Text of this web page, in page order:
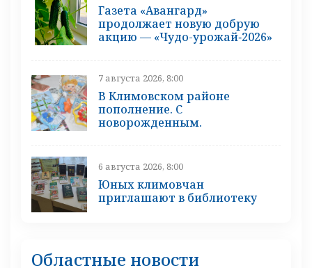
Газета «Авангард»
продолжает новую добрую
акцию — «Чудо-урожай‑2026»
7 августа 2026, 8:00
В Климовском районе
пополнение. С
новорожденным.
6 августа 2026, 8:00
Юных климовчан
приглашают в библиотеку
Областные новости